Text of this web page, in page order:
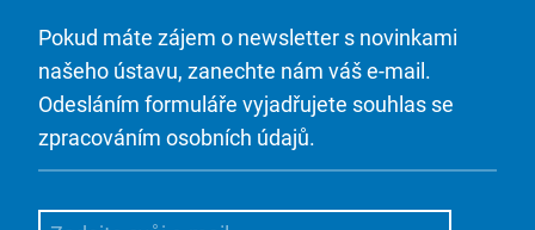
Pokud máte zájem o newsletter s novinkami
našeho ústavu, zanechte nám váš e-mail.
Odesláním formuláře vyjadřujete souhlas se
zpracováním osobních údajů.